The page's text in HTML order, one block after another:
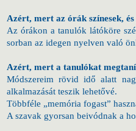
Azért, mert az órák színesek,
Az órákon a tanulók látóköre
sorban az idegen nyelven való
Azért, mert a tanulókat
Módszereim rövid idő alatt
alkalmazását teszik lehetővé.
Többféle „memória fogast”
A szavak gyorsan beivódnak a